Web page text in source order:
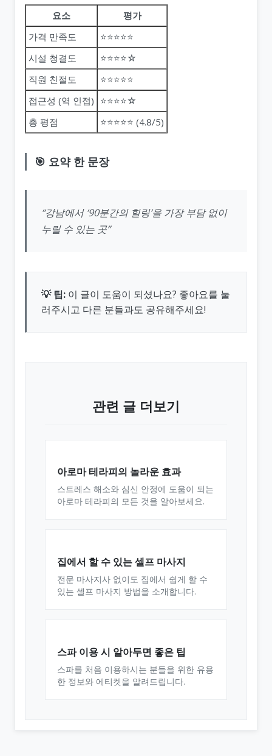
요소
평가
가격 만족도
⭐⭐⭐⭐⭐
시설 청결도
⭐⭐⭐⭐☆
직원 친절도
⭐⭐⭐⭐⭐
접근성 (역 인접) ⭐⭐⭐⭐☆
총 평점
⭐⭐⭐⭐⭐ (4.8/5)
🎯 요약 한 문장
“강남에서 ‘90분간의 힐링’을 가장 부담 없이
누릴 수 있는 곳”
💡 팁: 이 글이 도움이 되셨나요? 좋아요를 눌
러주시고 다른 분들과도 공유해주세요!
관련 글 더보기
아로마 테라피의 놀라운 효과
스트레스 해소와 심신 안정에 도움이 되는
아로마 테라피의 모든 것을 알아보세요.
집에서 할 수 있는 셀프 마사지
전문 마사지사 없이도 집에서 쉽게 할 수
있는 셀프 마사지 방법을 소개합니다.
스파 이용 시 알아두면 좋은 팁
스파를 처음 이용하시는 분들을 위한 유용
한 정보와 에티켓을 알려드립니다.